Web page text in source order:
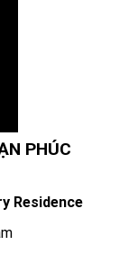
PHÚC
Residence